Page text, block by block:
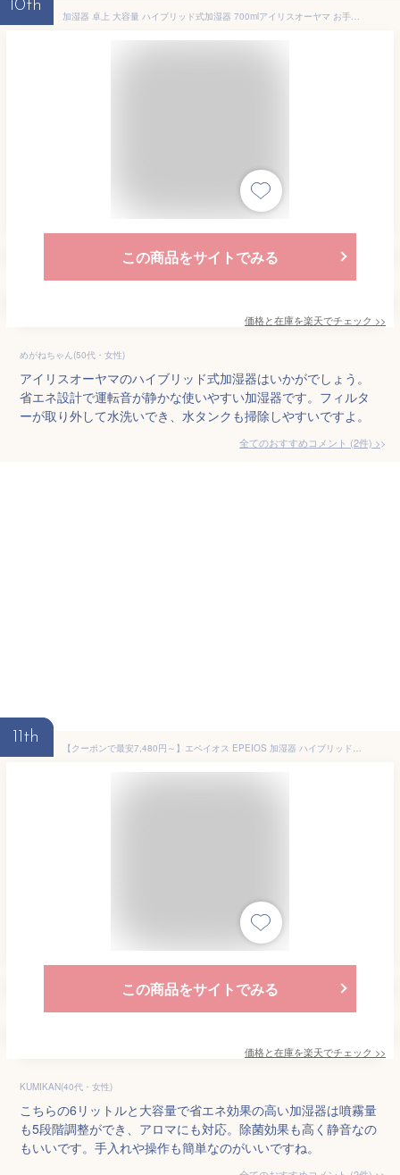
10th
加湿器 卓上 大容量 ハイブリッド式加湿器 700mlアイリスオーヤマ お手入れ簡単 おしゃれ コンパクト 小型 低騒音 寝室 リビング オフィス 一人暮らし 赤ちゃん 加湿 省エネ エコ 掃除しやすい 家電 ホワイト ブラウン HVH-700R1
この商品をサイトでみる
価格と在庫を楽天でチェック >>
めがねちゃん(50代・女性)
アイリスオーヤマのハイブリッド式加湿器はいかがでしょう。
省エネ設計で運転音が静かな使いやすい加湿器です。フィルタ
ーが取り外して水洗いでき、水タンクも掃除しやすいですよ。
全てのおすすめコメント (2件) >
11th
【クーポンで最安7,480円～】エペイオス EPEIOS 加湿器 ハイブリッド加湿器 大容量 6L 超音波式 加熱式 加湿器 おしゃれ 卓上 上から給水 5段階調節 アロマ 静音 リビング 3重除菌 恒湿機能 スチーム式 湿度センサー 省エネ 軽量 エコ オフィス 新生活 加湿機
この商品をサイトでみる
価格と在庫を楽天でチェック >>
KUMIKAN(40代・女性)
こちらの6リットルと大容量で省エネ効果の高い加湿器は噴霧量
も5段階調整ができ、アロマにも対応。除菌効果も高く静音なの
もいいです。手入れや操作も簡単なのがいいですね。